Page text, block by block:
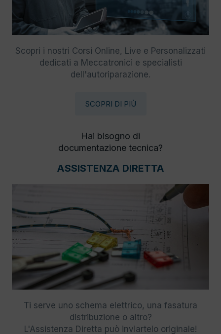
Scopri i nostri Corsi Online, Live e Personalizzati
dedicati a Meccatronici e specialisti
dell'autoriparazione.
SCOPRI DI PIÙ
Hai bisogno di
documentazione tecnica?
ASSISTENZA DIRETTA
Ti serve uno schema elettrico, una fasatura
distribuzione o altro?
L'Assistenza Diretta può inviartelo originale!